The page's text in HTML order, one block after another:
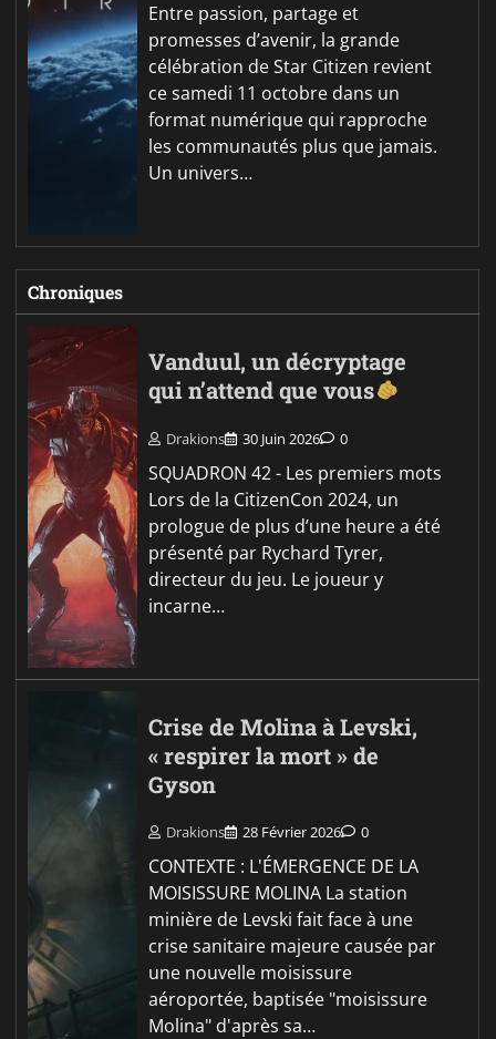
Entre passion, partage et
promesses d’avenir, la grande
célébration de Star Citizen revient
ce samedi 11 octobre dans un
format numérique qui rapproche
les communautés plus que jamais.
Un univers…
Chroniques
Vanduul, un décryptage
qui n’attend que vous
Drakions 30 Juin 2026 0
SQUADRON 42 - Les premiers mots
Lors de la CitizenCon 2024, un
prologue de plus d’une heure a été
présenté par Rychard Tyrer,
directeur du jeu. Le joueur y
incarne…
Crise de Molina à Levski,
« respirer la mort » de
Gyson
Drakions 28 Février 2026 0
CONTEXTE : L'ÉMERGENCE DE LA
MOISISSURE MOLINA La station
minière de Levski fait face à une
crise sanitaire majeure causée par
une nouvelle moisissure
aéroportée, baptisée "moisissure
Molina" d'après sa…